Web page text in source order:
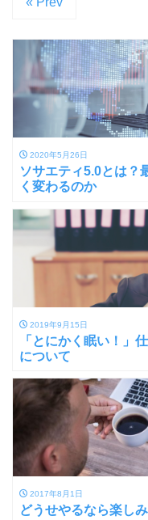
2020年5月26日
ソサエティ5.0とは？
く変わるのか
2019年9月15日
「とにかく眠い！」
について
2017年8月1日
どうせやるなら楽し